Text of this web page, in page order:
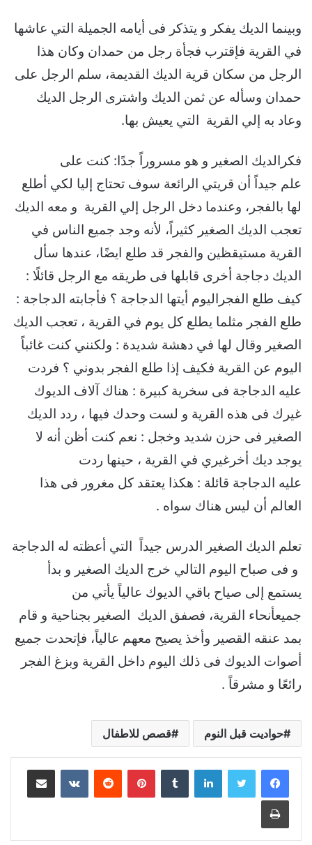
وبينما الديك يفكر و يتذكر فى أيامه الجميلة التي عاشها
في القرية فإقترب فجأة رجل من حمدان وكان هذا
الرجل من سكان قرية الديك القديمة، سلم الرجل على
حمدان وسأله عن ثمن الديك واشترى الرجل الديك
وعاد به إلي القرية التي يعيش بها.
فكرالديك الصغير و هو مسروراً جدًا: كنت على
علم جيداً أن قريتي الرائعة سوف تحتاج إليا لكي أطلع
لها بالفجر، وعندما دخل الرجل إلي القرية و معه الديك
تعجب الديك الصغير كثيراً، لأنه وجد جميع الناس في
القرية مستيقظين والفجر قد طلع ايضًا، عندها سأل
الديك دجاجة أخرى قابلها فى طريقه مع الرجل قائلًا :
كيف طلع الفجراليوم أيتها الدجاجة ؟ فأجابته الدجاجة :
طلع الفجر مثلما يطلع كل يوم في القرية ، تعجب الديك
الصغير وقال لها في دهشة شديدة : ولكنني كنت غائباً
اليوم عن القرية فكيف إذا طلع الفجر بدوني ؟ فردت
عليه الدجاجة فى سخرية كبيرة : هناك آلاف الديوك
غيرك فى هذه القرية و لست وحدك فيها ، ردد الديك
الصغير فى حزن شديد وخجل : نعم كنت أظن أنه لا
يوجد ديك أخرغيري في القرية ، حينها ردت
عليه الدجاجة قائلة : هكذا يعتقد كل مغرور فى هذا
العالم أن ليس هناك سواه .
تعلم الديك الصغير الدرس جيداً التي أعظته له الدجاجة
و فى صباح اليوم التالي خرج الديك الصغير و بدأ
يستمع إلى صياح باقي الديوك عالياً يأتي من
جميعأنحاء القرية، فصفق الديك الصغير بجناحية و قام
بمد عنقه القصير وأخذ يصيح معهم عالياً، فإتحدت جميع
أصوات الديوك فى ذلك اليوم داخل القرية وبزغ الفجر
رائعًا و مشرقاً .
حواديت قبل النوم قصص للاطفال
لينكدإن بينتيريست مشاركة عبر البريد
طباعة